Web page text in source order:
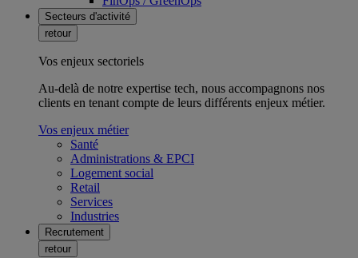
Secteurs d'activité
retour
Vos enjeux sectoriels
Au-delà de notre expertise tech, nous accompagnons nos
clients en tenant compte de leurs différents enjeux métier.
Vos enjeux métier
Santé
Administrations & EPCI
Logement social
Retail
Services
Industries
Recrutement
retour